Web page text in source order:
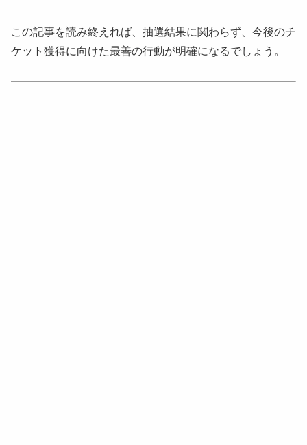
この記事を読み終えれば、抽選結果に関わらず、今後のチ
ケット獲得に向けた最善の行動が明確になるでしょう。